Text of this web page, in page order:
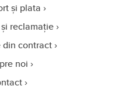
și plata
reclamație
din contract
noi